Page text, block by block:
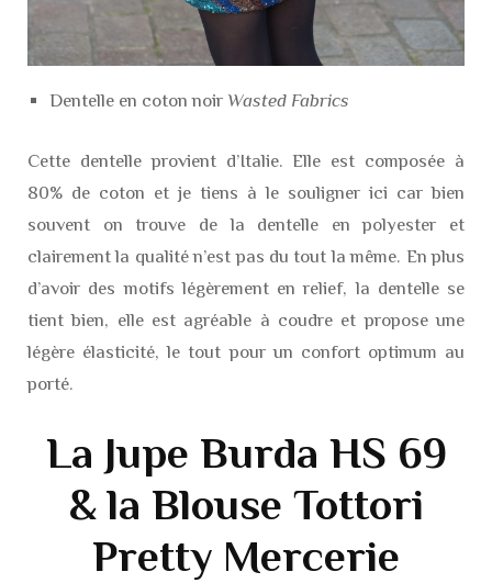
Dentelle en coton noir Wasted Fabrics
Cette dentelle provient d’Italie. Elle est composée à
80% de coton et je tiens à le souligner ici car bien
souvent on trouve de la dentelle en polyester et
clairement la qualité n’est pas du tout la même. En plus
d’avoir des motifs légèrement en relief, la dentelle se
tient bien, elle est agréable à coudre et propose une
légère élasticité, le tout pour un confort optimum au
porté.
La Jupe Burda HS 69
& la Blouse Tottori
Pretty Mercerie